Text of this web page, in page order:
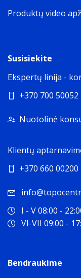
Produktų video
Susisiekite
Ekspertų linija -
+370 700 50052
Nuotolinė
Klientų
+370 660 00200
I - V 08:00 -
VI-VII 09:00 -
Bendraukime